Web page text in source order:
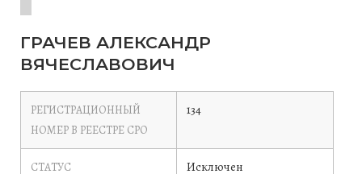
ГРАЧЕВ АЛЕКСАНДР
ВЯЧЕСЛАВОВИЧ
РЕГИСТРАЦИОННЫЙ
НОМЕР В РЕЕСТРЕ СРО
134
СТАТУС Исключен